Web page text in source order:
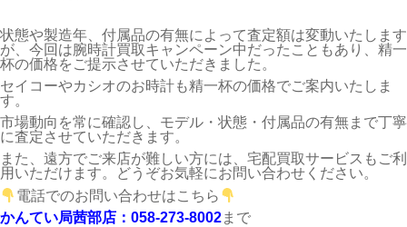
状態や製造年、付属品の有無によって査定額は変動いたします
が、今回は腕時計買取キャンペーン中だったこともあり、精一
杯の価格をご提示させていただきました。
セイコーやカシオのお時計も精一杯の価格でご案内いたしま
す。
市場動向を常に確認し、モデル・状態・付属品の有無まで丁寧
に査定させていただきます。
また、遠方でご来店が難しい方には、宅配買取サービスもご利
用いただけます。どうぞお気軽にお問い合わせください。
電話でのお問い合わせはこちら
かんてい局茜部店：058-273-8002まで